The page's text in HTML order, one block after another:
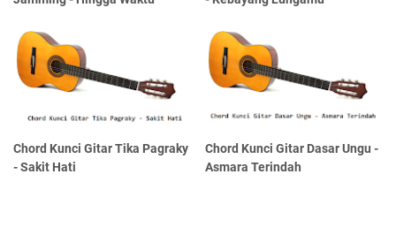
Chord Kunci Gitar Tika Pagraky
- Sakit Hati
Chord Kunci Gitar Dasar Ungu -
Asmara Terindah